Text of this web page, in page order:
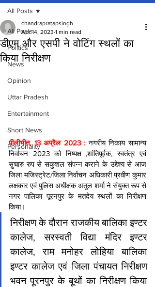
All Posts
Politics
News
Opinion
Uttar Pradesh
Entertainment
Short News
Personality
All Posts
डीएम और एसपी ने वोटिंग स्थलों का
किया निरीक्षण
chandrapratapsingh
Apr 14, 2023 1 min read
पीलीभीत, 13 अप्रैल 2023 : नगरीय निकाय सामान्य
निर्वाचन 2023 को निष्पक्ष ,शांतिपूर्वक, स्वतंत्र एवं
सुचारु रुप से सकुशल संपन्न कराने के उद्देश्य से आज
जिला मजिस्ट्रेट/जिला निर्वाचन अधिकारी प्रवीण कुमार
लक्षकार एवं पुलिस अधीक्षक अतुल शर्मा ने संयुक्त रूप से
नगर पालिका पूरनपुर के मतदेय स्थलों का निरीक्षण
किया।
निरीक्षण के दौरान राजकीय बालिका इण्टर
कालेज, सरस्वती विद्या मंदिर इण्टर
कालेज, राम मनोहर लोहिया बालिका
इण्टर कालेज एवं जिला पंचायत निरीक्षण
भवन पूरनपुर के बूथों का निरीक्षण किया